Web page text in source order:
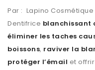
Par : Lapino Cosmétique
Dentifrice blanchissant
éliminer les taches
boissons, raviver la
protéger l’émail et